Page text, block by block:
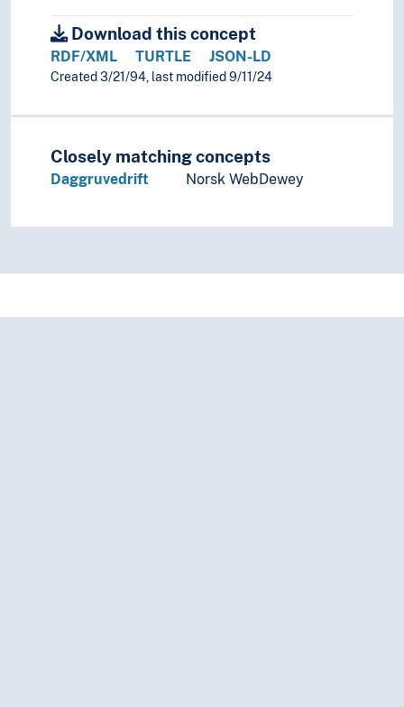
Download this concept
RDF/XML TURTLE JSON-LD
Created 3/21/94, last modified 9/11/24
Closely matching concepts
Daggruvedrift Norsk WebDewey